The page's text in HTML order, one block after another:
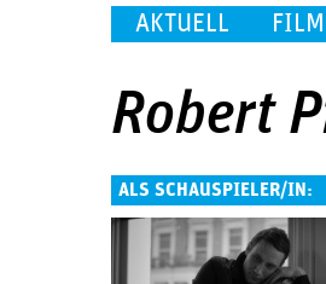
AKTUELL
Robert
ALS SCHAUSPIELER/IN: